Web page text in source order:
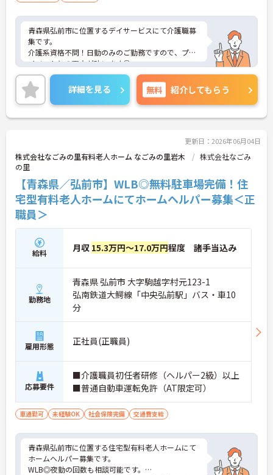
青森県弘前市に位置するデイサービスにて介護職募
集です。
介護系資格不問！日勤のみのご勤務ですので、プラ
イベートとの両立が叶います◎
ご興味ある方には、面接対策ポイントなど、さらに
詳細をお話しいたしますのでお気軽にご相談くださ
い！
詳細を見る 無料 紹介してもらう
更新日：2026年06月04日
株式会社なごみの里有料老人ホーム なごみの里岩木
株式会社なごみ
の里
【青森県／弘前市】WLB◎無料駐車場完備！住
宅型有料老人ホームにてホームヘルパー募集＜正
職員＞
給料 月収 15.3万円～17.0万円程度 諸手当込み
勤務地
青森県 弘前市 大字駒越字村元123-1
弘南鉄道大鰐線「中央弘前駅」バス・車10
分
雇用形態 正社員(正職員)
応募要件
■介護職員初任者研修（ヘルパー2級）以上
■普通自動車運転免許（AT限定可）
車通勤可 未経験OK 社会保険完備 交通費支給
青森県弘前市に位置する住宅型有料老人ホームにて
ホームヘルパー募集です。
WLB◎夜勤の回数も相談可能です。